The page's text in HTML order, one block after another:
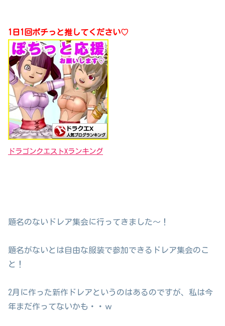
1日1回ポチっと推してください♡
ドラゴンクエストXランキング
題名のないドレア集会に行ってきました～！
題名がないとは自由な服装で参加できるドレア集会のこ
と！
2月に作った新作ドレアというのはあるのですが、私は今
年まだ作ってないかも・・ｗ